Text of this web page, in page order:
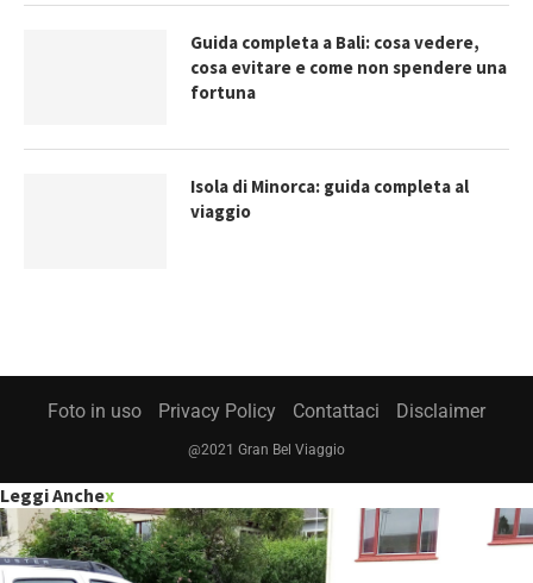
Guida completa a Bali: cosa vedere,
cosa evitare e come non spendere una
fortuna
Isola di Minorca: guida completa al
viaggio
Foto in uso Privacy Policy Contattaci Disclaimer
@2021 Gran Bel Viaggio
Leggi Anchex